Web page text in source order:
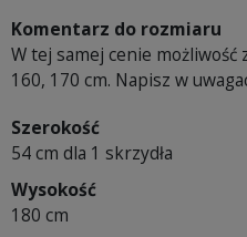
Komentarz do rozmiaru
W tej samej cenie możliwość
160, 170 cm. Napisz w
Szerokość
54 cm dla 1 skrzydła
Wysokość
180 cm